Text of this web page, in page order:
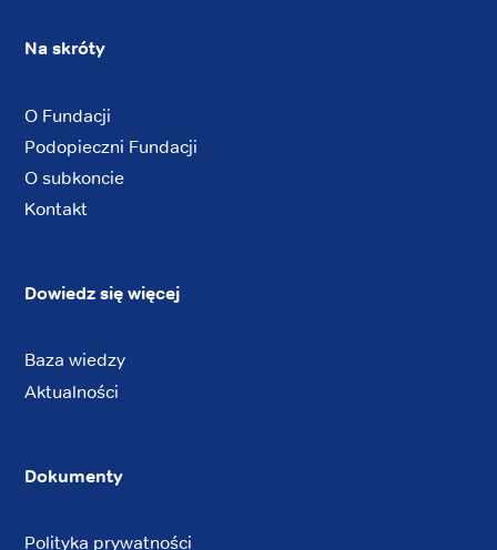
Na skróty
O Fundacji
Podopieczni Fundacji
O subkoncie
Kontakt
Dowiedz się więcej
Baza wiedzy
Aktualności
Dokumenty
Polityka prywatności